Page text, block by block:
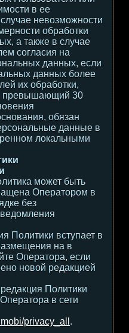
в ее
невозможности
обработки
а также в случае
согласия на
данных, если
данных более
их обработки,
превышающий 30
обязан
данные в
локальными
может быть
Оператором в
без
Политики вступает в
на в
Оператора, если
новой редакцией
Политики
в сети
privacy_all .